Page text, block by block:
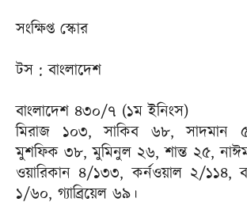
সংক্ষিপ্ত স্কোর
টস : বাংলাদেশ
বাংলাদেশ ৪৩০/৭ (১ম ইনিংস)
মিরাজ ১০৩, সাকিব ৬৮, সাদমান
মুশফিক ৩৮, মুমিনুল ২৬, শান্ত ২৫,
ওয়ারিকান ৪/১৩৩, কর্নওয়াল ২/১১৪,
১/৬০, গ্যাব্রিয়েল ৬৯।